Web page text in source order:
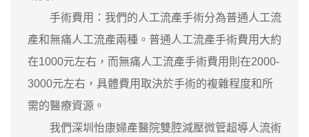
手術費用：我們的人工流產手術分為普通人工流
產和無痛人工流產兩種。普通人工流產手術費用大約
在1000元左右，而無痛人工流產手術費用則在2000-
3000元左右，具體費用取決於手術的複雜程度和所
需的醫療資源。
我們深圳怡康婦產醫院雙腔減壓微管超導人流術